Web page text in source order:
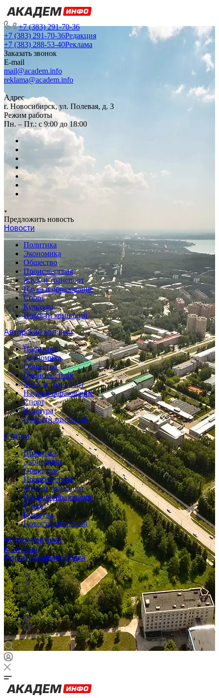
+7 (383) 291-70-36
+7 (383) 291-70-36Редакция
+7 (383) 288-53-40Реклама
Заказать звонок
E-mail
mail@academ.info
reklama@academ.info
Адрес
г. Новосибирск, ул. Полевая, д. 3
Режим работы
Пн. – Пт.: с 9:00 до 18:00
Предложить новость
Новости
Политика
Экономика
Общество
Происшествия
ЖКХ и транспорт
Наука и образование
Спорт
Культура
Новости компаний
Авторские колонки
Политика
Экономика
Общество
Происшествия
ЖКХ и транспорт
Наука и образование
Спорт
Культура
Новости компаний
Статьи
Политика
Экономика
Общество
Происшествия
ЖКХ и транспорт
Наука и образование
Спорт
Культура
Новости компаний
Фоторепортажи
Контакты
Форум Академгородка